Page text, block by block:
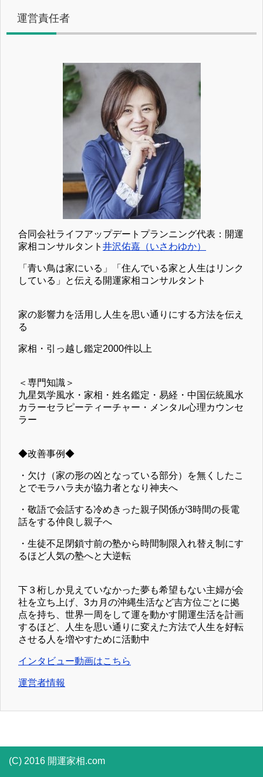
運営責任者
合同会社ライフアップデートプランニング代表：開運
家相コンサルタント 井沢佑嘉（いさわゆか）
「青い鳥は家にいる」「住んでいる家と人生はリンク
している」と伝える開運家相コンサルタント
家の影響力を活用し人生を思い通りにする方法を伝え
る
家相・引っ越し鑑定2000件以上
＜専門知識＞
九星気学風水・家相・姓名鑑定・易経・中国伝統風水
カラーセラピーティーチャー・メンタル心理カウンセ
ラー
◆改善事例◆
・欠け（家の形の凶となっている部分）を無くしたこ
とでモラハラ夫が協力者となり神夫へ
・敬語で会話する冷めきった親子関係が3時間の長電
話をする仲良し親子へ
・生徒不足閉鎖寸前の塾から時間制限入れ替え制にす
るほど人気の塾へと大逆転
下３桁しか見えていなかった夢も希望もない主婦が会
社を立ち上げ、3カ月の沖縄生活など吉方位ごとに拠
点を持ち、世界一周をして運を動かす開運生活を計画
するほど、人生を思い通りに変えた方法で人生を好転
させる人を増やすために活動中
インタビュー動画はこちら
運営者情報
(C) 2016 開運家相.com